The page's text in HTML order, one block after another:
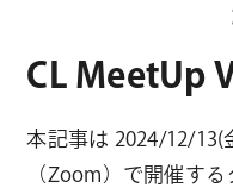
CL MeetUp
本記事は 2024/12/13(
（Zoom）で開催す